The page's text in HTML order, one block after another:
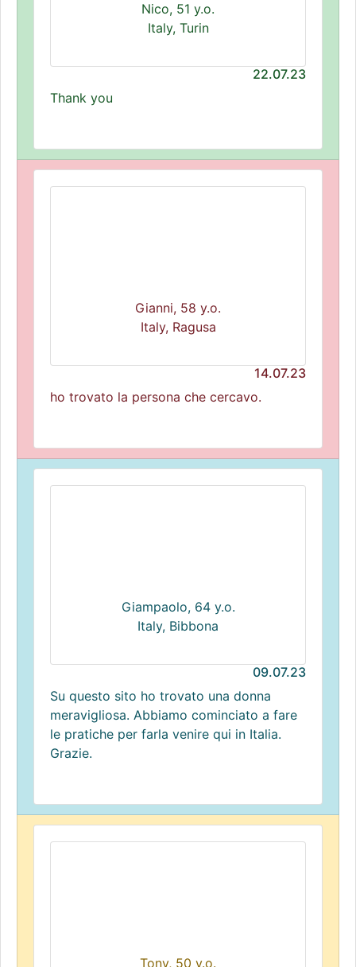
Nico, 51 y.o.
Italy, Turin
22.07.23
Thank you
Gianni, 58 y.o.
Italy, Ragusa
14.07.23
ho trovato la persona che cercavo.
Giampaolo, 64 y.o.
Italy, Bibbona
09.07.23
Su questo sito ho trovato una donna
meravigliosa. Abbiamo cominciato a fare
le pratiche per farla venire qui in Italia.
Grazie.
Tony, 50 y.o.